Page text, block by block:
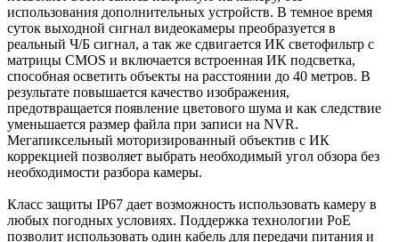
использования дополнительных устройств. В темное время
суток выходной сигнал видеокамеры преобразуется в
реальный Ч/Б сигнал, а так же сдвигается ИК светофильтр с
матрицы CMOS и включается встроенная ИК подсветка,
способная осветить объекты на расстоянии до 40 метров. В
результате повышается качество изображения,
предотвращается появление цветового шума и как следствие
уменьшается размер файла при записи на NVR.
Мегапиксельный моторизированный объектив с ИК
коррекцией позволяет выбрать необходимый угол обзора без
необходимости разбора камеры.
Класс защиты IP67 дает возможность использовать камеру в
любых погодных условиях. Поддержка технологии РоЕ
позволит использовать один кабель для передачи питания и